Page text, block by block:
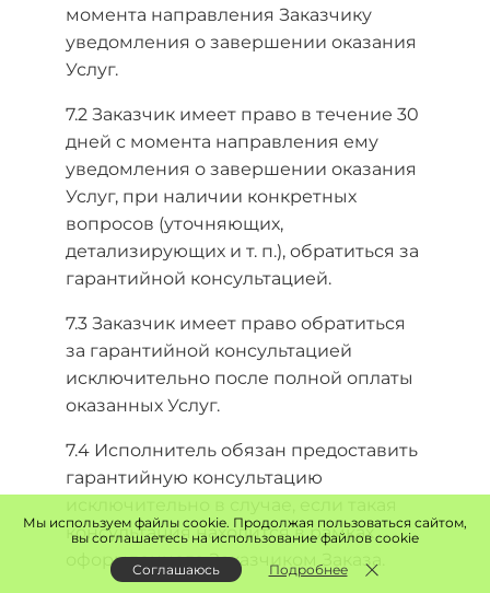
момента направления Заказчику
уведомления о завершении оказания
Услуг.
7.2 Заказчик имеет право в течение 30
дней с момента направления ему
уведомления о завершении оказания
Услуг, при наличии конкретных
вопросов (уточняющих,
детализирующих и т. п.), обратиться за
гарантийной консультацией.
7.3 Заказчик имеет право обратиться
за гарантийной консультацией
исключительно после полной оплаты
оказанных Услуг.
7.4 Исполнитель обязан предоставить
гарантийную консультацию
консультация находится в рамках
оформленного Заказчиком Заказа.
Мы используем файлы cookie. Продолжая пользоваться сайтом,
вы соглашаетесь на использование файлов cookie
Соглашаюсь
Подробнее